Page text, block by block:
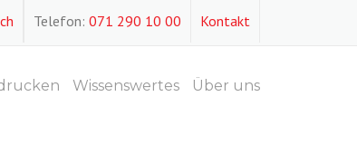
Kontakt
Telefon: 071 290 10 00
Wissenswertes Über uns